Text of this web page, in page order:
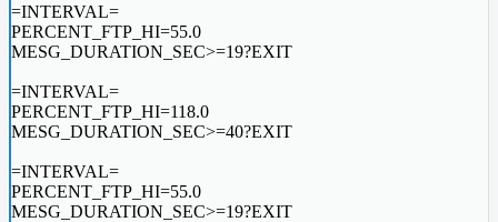
=INTERVAL=
PERCENT_FTP_HI=55.0
MESG_DURATION_SEC>=19?EXIT
=INTERVAL=
PERCENT_FTP_HI=118.0
MESG_DURATION_SEC>=40?EXIT
=INTERVAL=
PERCENT_FTP_HI=55.0
MESG_DURATION_SEC>=19?EXIT